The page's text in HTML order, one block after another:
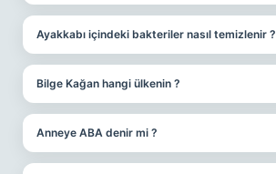
Ayakkabı içindeki bakteriler nasıl temizlenir ?
Bilge Kağan hangi ülkenin ?
Anneye ABA denir mi ?